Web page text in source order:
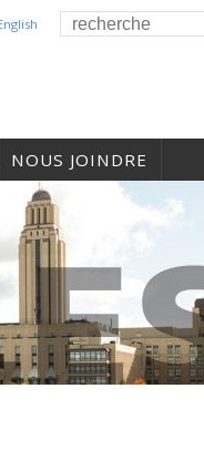
NOUS JOINDRE